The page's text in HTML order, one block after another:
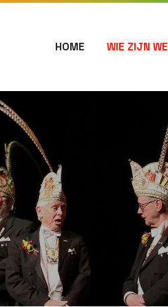
HOME WIE ZIJN WE